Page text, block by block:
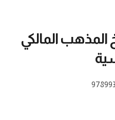
المذهب المالكي